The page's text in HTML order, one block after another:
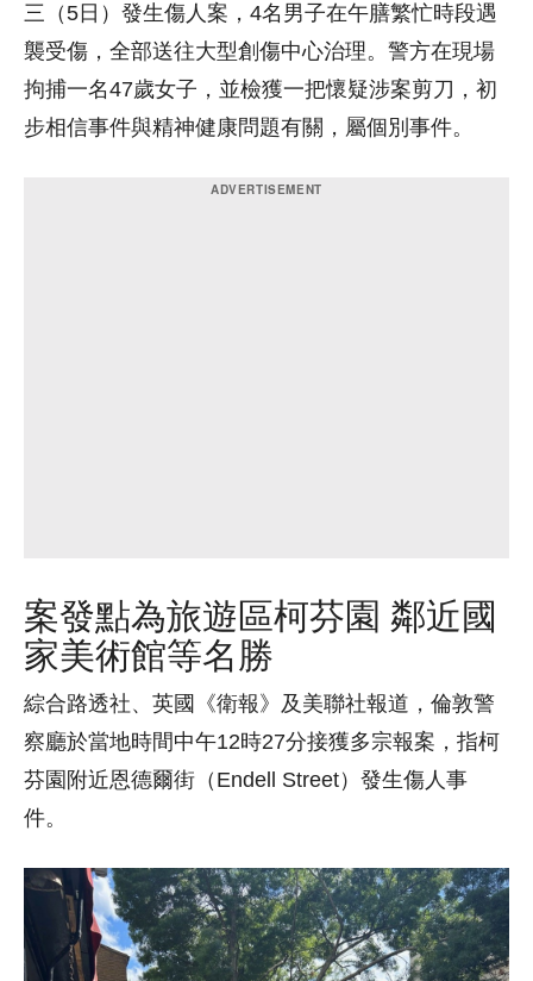
三（5日）發生傷人案，4名男子在午膳繁忙時段遇
襲受傷，全部送往大型創傷中心治理。警方在現場
拘捕一名47歲女子，並檢獲一把懷疑涉案剪刀，初
步相信事件與精神健康問題有關，屬個別事件。
案發點為旅遊區柯芬園 鄰近國
家美術館等名勝
綜合路透社、英國《衛報》及美聯社報道，倫敦警
察廳於當地時間中午12時27分接獲多宗報案，指柯
芬園附近恩德爾街（Endell Street）發生傷人事
件。